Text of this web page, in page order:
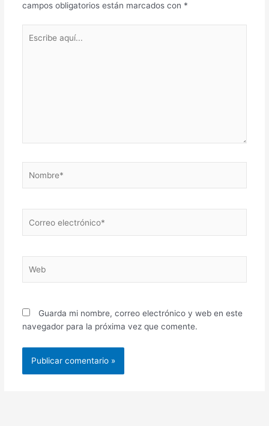
campos obligatorios están marcados con *
aquí...
electrónico*
Guarda mi nombre, correo electrónico y web en este
navegador para la próxima vez que comente.